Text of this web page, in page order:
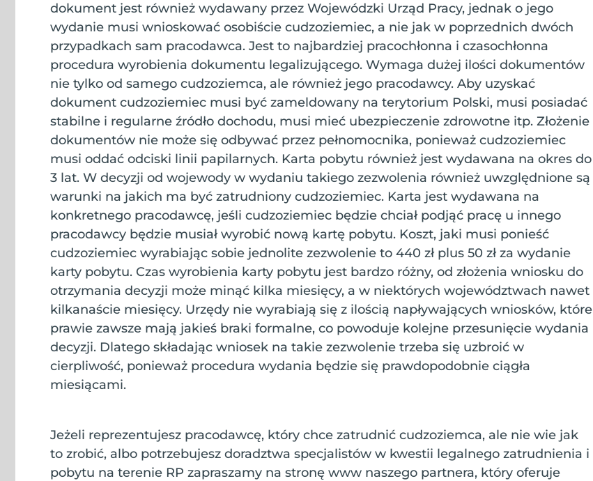
dokument jest również wydawany przez Wojewódzki Urząd Pracy, jednak o jego
wydanie musi wnioskować osobiście cudzoziemiec, a nie jak w poprzednich dwóch
przypadkach sam pracodawca. Jest to najbardziej pracochłonna i czasochłonna
procedura wyrobienia dokumentu legalizującego. Wymaga dużej ilości dokumentów
nie tylko od samego cudzoziemca, ale również jego pracodawcy. Aby uzyskać
dokument cudzoziemiec musi być zameldowany na terytorium Polski, musi posiadać
stabilne i regularne źródło dochodu, musi mieć ubezpieczenie zdrowotne itp. Złożenie
dokumentów nie może się odbywać przez pełnomocnika, ponieważ cudzoziemiec
musi oddać odciski linii papilarnych. Karta pobytu również jest wydawana na okres do
3 lat. W decyzji od wojewody w wydaniu takiego zezwolenia również uwzględnione są
warunki na jakich ma być zatrudniony cudzoziemiec. Karta jest wydawana na
konkretnego pracodawcę, jeśli cudzoziemiec będzie chciał podjąć pracę u innego
pracodawcy będzie musiał wyrobić nową kartę pobytu. Koszt, jaki musi ponieść
cudzoziemiec wyrabiając sobie jednolite zezwolenie to 440 zł plus 50 zł za wydanie
karty pobytu. Czas wyrobienia karty pobytu jest bardzo różny, od złożenia wniosku do
otrzymania decyzji może minąć kilka miesięcy, a w niektórych województwach nawet
kilkanaście miesięcy. Urzędy nie wyrabiają się z ilością napływających wniosków, które
prawie zawsze mają jakieś braki formalne, co powoduje kolejne przesunięcie wydania
decyzji. Dlatego składając wniosek na takie zezwolenie trzeba się uzbroić w
cierpliwość, ponieważ procedura wydania będzie się prawdopodobnie ciągła
miesiącami.
Jeżeli reprezentujesz pracodawcę, który chce zatrudnić cudzoziemca, ale nie wie jak
to zrobić, albo potrzebujesz doradztwa specjalistów w kwestii legalnego zatrudnienia i
pobytu na terenie RP zapraszamy na stronę www naszego partnera, który oferuje